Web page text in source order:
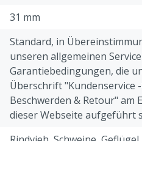
31 mm
Standard, in
unseren allgemeinen
Garantiebedingungen, die
Überschrift "Kundenservice
Beschwerden & Retour" am
dieser Webseite aufgeführt
Rindvieh, Schweine, Geflügel,